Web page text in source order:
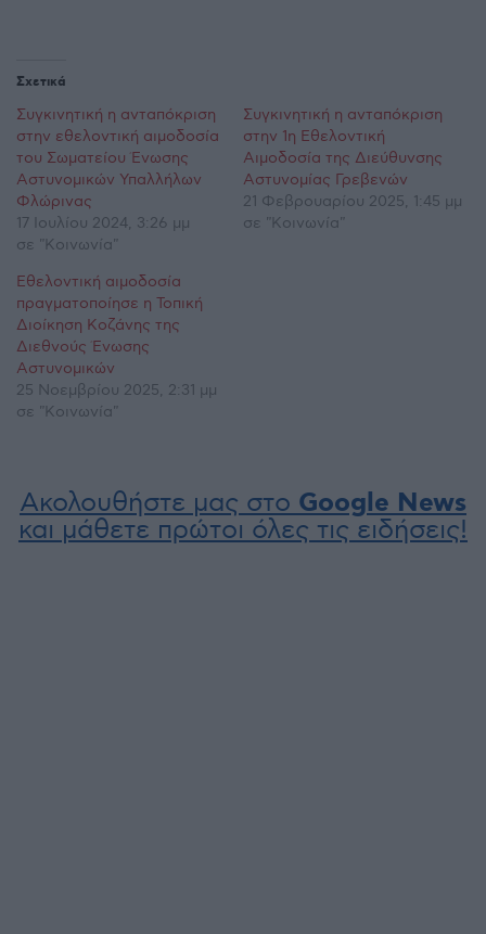
Σχετικά
Συγκινητική η ανταπόκριση
στην εθελοντική αιμοδοσία
του Σωματείου Ένωσης
Αστυνομικών Υπαλλήλων
Φλώρινας
17 Ιουλίου 2024, 3:26 μμ
σε "Κοινωνία"
Συγκινητική η ανταπόκριση
στην 1η Εθελοντική
Αιμοδοσία της Διεύθυνσης
Αστυνομίας Γρεβενών
21 Φεβρουαρίου 2025, 1:45 μμ
σε "Κοινωνία"
Εθελοντική αιμοδοσία
πραγματοποίησε η Τοπική
Διοίκηση Κοζάνης της
Διεθνούς Ένωσης
Αστυνομικών
25 Νοεμβρίου 2025, 2:31 μμ
σε "Κοινωνία"
Ακολουθήστε μας στο Google News
και μάθετε πρώτοι όλες τις ειδήσεις!